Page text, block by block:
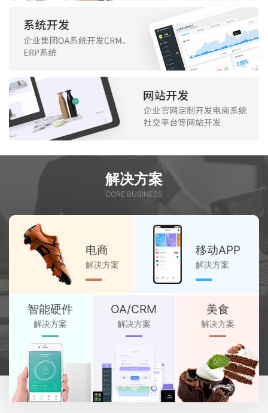
解决方案
CORE BUSINESS
电商
解决方案
移动APP
解决方案
智能硬件
解决方案
OA/CRM
解决方案
美食
解决方案